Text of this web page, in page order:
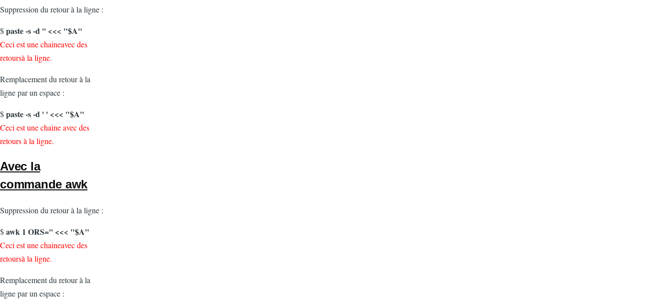
Suppression du retour à la ligne :
$paste -s -d '' <<< "$A"
Ceci est une chaineavec des
retoursà la ligne.
Remplacement du retour à la
ligne par un espace :
$paste -s -d ' ' <<< "$A"
Ceci est une chaine avec des
retours à la ligne.
Avec la
commande awk
Suppression du retour à la ligne :
$awk 1 ORS='' <<< "$A"
Ceci est une chaineavec des
retoursà la ligne.
Remplacement du retour à la
ligne par un espace :